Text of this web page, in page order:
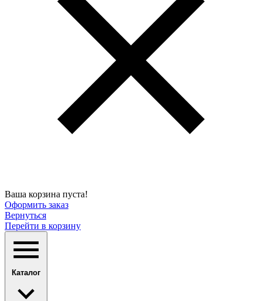
Ваша корзина пуста!
Оформить заказ
Вернуться
Перейти в корзину
Каталог